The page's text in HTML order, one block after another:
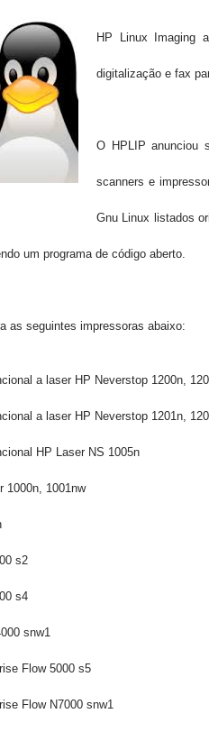
HP Linux Imaging
digitalização e fax
O HPLIPanunciou
scanners e
Gnu Linux listados
um programa de código aberto.
as seguintes impressoras abaixo:
a laser HP Neverstop 1200n,
a laser HP Neverstop 1201n,
HP Laser NS 1005n
1000n, 1001nw
s2
s4
snw1
Flow 5000 s5
Flow N7000 snw1